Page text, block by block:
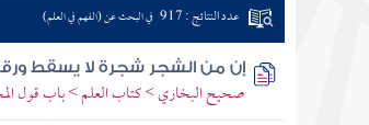
عدد النتائج : 917 في البحث عن (الفهم في العلم)
إن من الشجر شجرة لا يسقط
صحيح البخاري > كتاب العلم > باب قول